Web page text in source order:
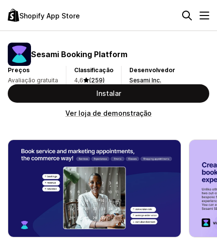
Shopify App Store
Sesami Booking Platform
Preços
Avaliação gratuita
Classificação
4,6
(259)
Desenvolvedor
Sesami Inc.
Instalar
Ver loja de demonstração